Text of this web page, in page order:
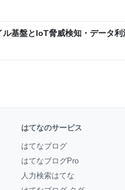
イデム
基盤とIoT脅威検知・データ利
Engineers' Blog
はてなのサービス
はてなブログ
はてなブログPro
人力検索はてな